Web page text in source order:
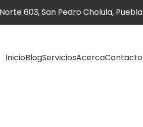
603, San Pedro Cholula, Puebla
InicioBlogServiciosAcercaContacto